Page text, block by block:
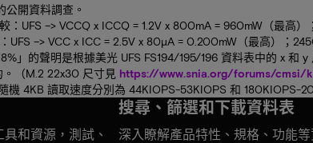
公開資料調查。
：UFS –> VCCQ x ICCQ = 1.2V x 800mA = 960mW（最
UFS –> VCC x ICC = 2.5V x 80µA = 0.200mW（最高）；
」的聲明是根據美光 UFS FS194/195/196 資料表中的 x 和
（M.2 22x30 尺寸見 https://www.snia.org/forums/cmsi/
機 4KB 讀取速度分別為 44KIOPS-53KIOPS 和
和資源，測試、
搜尋、篩選和下載資料表
深入瞭解產品特性、規格、功能等